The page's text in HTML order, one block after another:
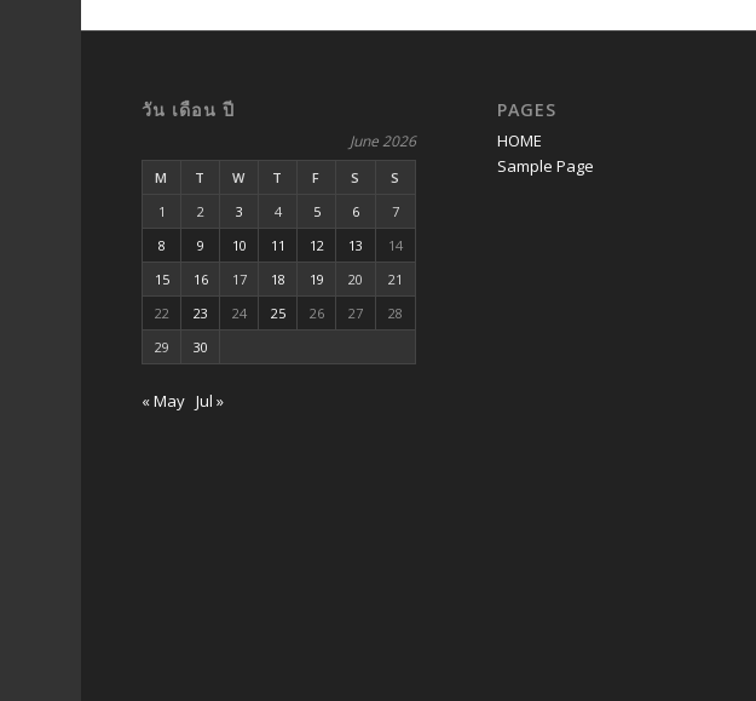
วัน เดือน ปี
June 2026
M T W T F S
S
1
2 3 4 5 6
7
8
9 10 11 12 13
14
15
16 17 18 19 20
21
22
23 24 25 26 27
28
29
30
« May Jul »
PAGES
HOME
Sample Page